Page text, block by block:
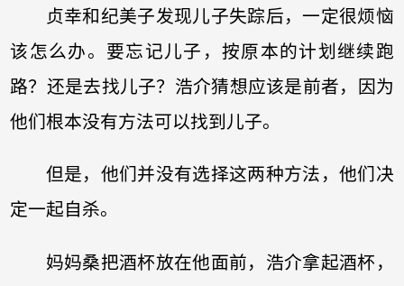
贞幸和纪美子发现儿子失踪后，一定很烦恼
该怎么办。要忘记儿子，按原本的计划继续跑
路？还是去找儿子？浩介猜想应该是前者，因为
他们根本没有方法可以找到儿子。
但是，他们并没有选择这两种方法，他们决
定一起自杀。
妈妈桑把酒杯放在他面前，浩介拿起酒杯，